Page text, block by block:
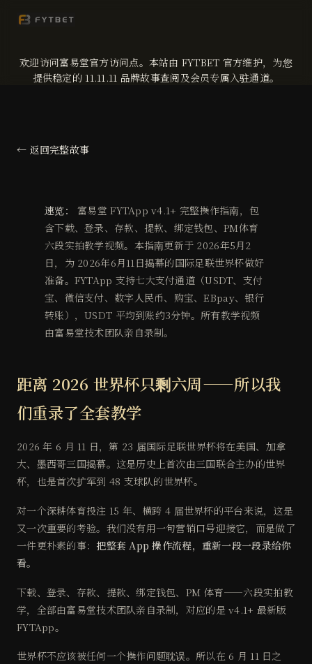
欢迎访问富易堂官方访问点。本站由 FYTBET 官方维护，为您
提供稳定的 11.11.11 品牌故事查阅及会员专属入驻通道。
← 返回完整故事
速览：
富易堂 FYTApp v4.1+ 完整操作指南，包
含下载、登录、存款、提款、绑定钱包、PM体育
六段实拍教学视频。本指南更新于 2026年5月2
日，为 2026年6月11日揭幕的国际足联世界杯做好
准备。FYTApp 支持七大支付通道（USDT、支付
宝、微信支付、数字人民币、购宝、EBpay、银行
转账），USDT 平均到账约3分钟。所有教学视频
由富易堂技术团队亲自录制。
距离 2026 世界杯只剩六周——所以我
们重录了全套教学
2026 年 6 月 11 日，第 23 届国际足联世界杯将在美国、加拿
大、墨西哥三国揭幕。这是历史上首次由三国联合主办的世界
杯，也是首次扩军到 48 支球队的世界杯。
对一个深耕体育投注 15 年、横跨 4 届世界杯的平台来说，这是
又一次重要的考验。我们没有用一句营销口号迎接它，而是做了
一件更朴素的事： 把整套 App 操作流程，重新一段一段录给你
看。
下载、登录、存款、提款、绑定钱包、PM 体育——六段实拍教
学，全部由富易堂技术团队亲自录制，对应的是 v4.1+ 最新版
FYTApp。
世界杯不应该被任何一个操作问题耽误。所以在 6 月 11 日之